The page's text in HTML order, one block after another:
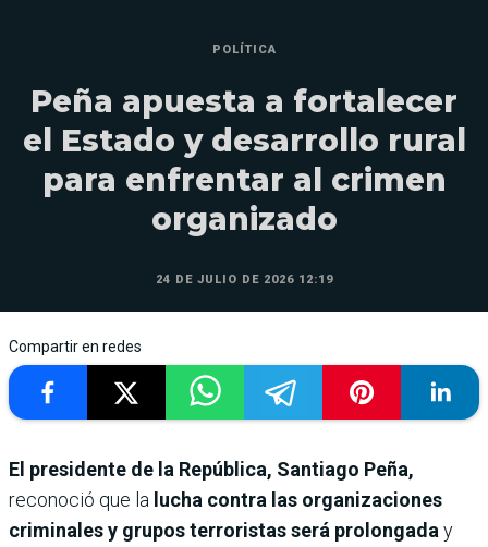
POLÍTICA
Peña apuesta a fortalecer
el Estado y desarrollo rural
para enfrentar al crimen
organizado
24 DE JULIO DE 2026 12:19
Compartir en redes
El presidente de la República, Santiago Peña,
reconoció que la lucha contra las organizaciones
criminales y grupos terroristas será prolongada y